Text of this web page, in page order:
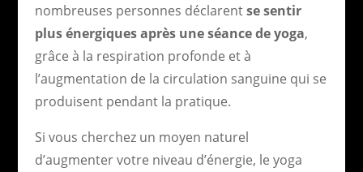
nombreuses personnes déclarentse sentir
plus énergiques après une séance de yoga,
grâce à la respiration profonde et à
l’augmentation de la circulation sanguine qui se
produisent pendant la pratique.
Si vous cherchez un moyen naturel
d’augmenter votre niveau d’énergie, le yoga